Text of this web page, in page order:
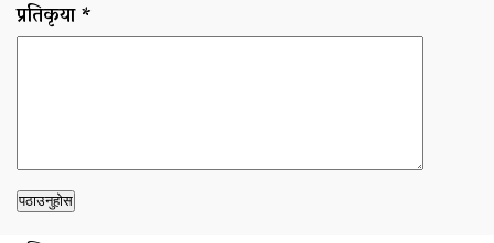
प्रतिकृया *